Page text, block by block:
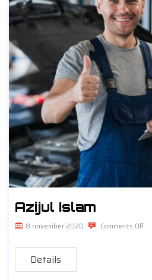
Azijul Islam
8 november 2020 Comments Off
Details